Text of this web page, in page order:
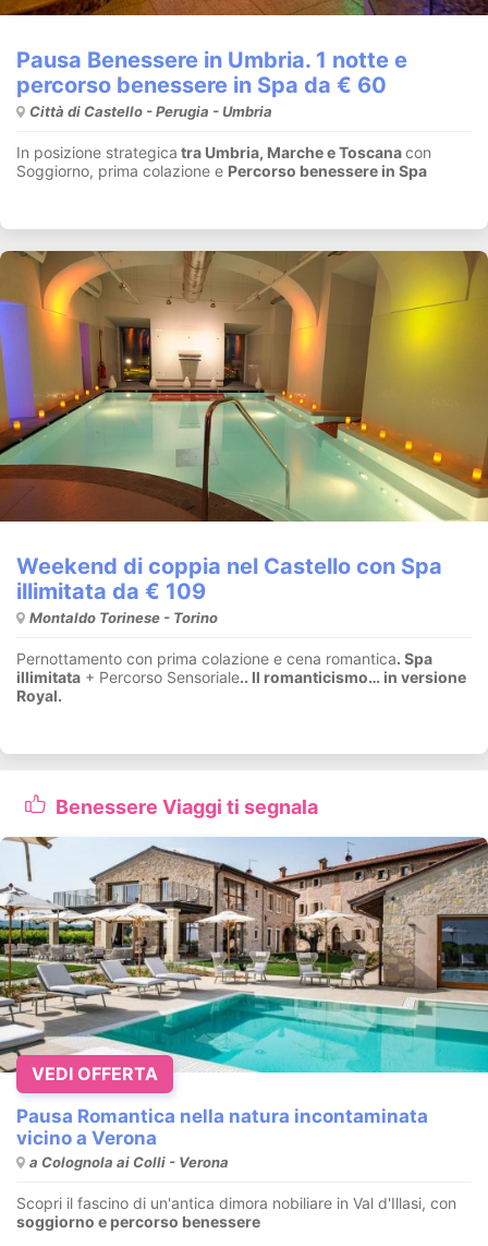
Pausa Benessere in Umbria. 1 notte e
percorso benessere in Spa da € 60
Città di Castello - Perugia - Umbria
In posizione strategica tra Umbria, Marche e Toscanacon
Soggiorno, prima colazione e Percorso benessere in Spa
Weekend di coppia nel Castello con Spa
illimitata da € 109
Montaldo Torinese - Torino
Pernottamento con prima colazione e cena romantica. Spa
illimitata + Percorso Sensoriale.. Il romanticismo… in versione
Royal.
Benessere Viaggi ti segnala
Pausa Romantica nella natura incontaminata
vicino a Verona
a Colognola ai Colli - Verona
Scopri il fascino di un'antica dimora nobiliare in Val d'Illasi, con
soggiorno e percorso benessere
VEDI OFFERTA